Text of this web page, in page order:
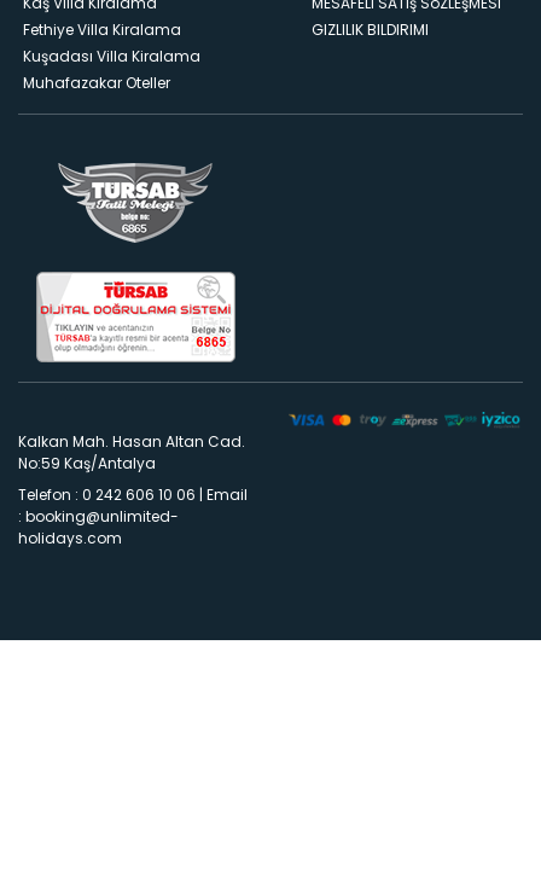
Fethiye Villa Kiralama
Kuşadası Villa Kiralama
Muhafazakar Oteller
GIZLILIK BILDIRIMI
Kalkan Mah. Hasan Altan Cad.
No:59 Kaş/Antalya
Telefon : 0 242 606 10 06 | Email
: booking@unlimited-
holidays.com